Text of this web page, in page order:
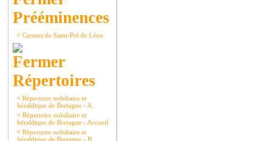
Prééminences
¤ Carmes de Saint-Pol de Léon
Répertoires
¤ Répertoire nobiliaire et
héraldique de Bretagne - A.
¤ Répertoire nobiliaire et
héraldique de Bretagne - Accueil.
¤ Répertoire nobiliaire et
héraldique de Bretagne - B.